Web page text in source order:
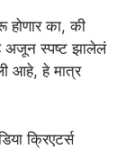
होणार का, की
अजून स्पष्ट झालेलं
आहे, हे मात्र
क्रिएटर्स